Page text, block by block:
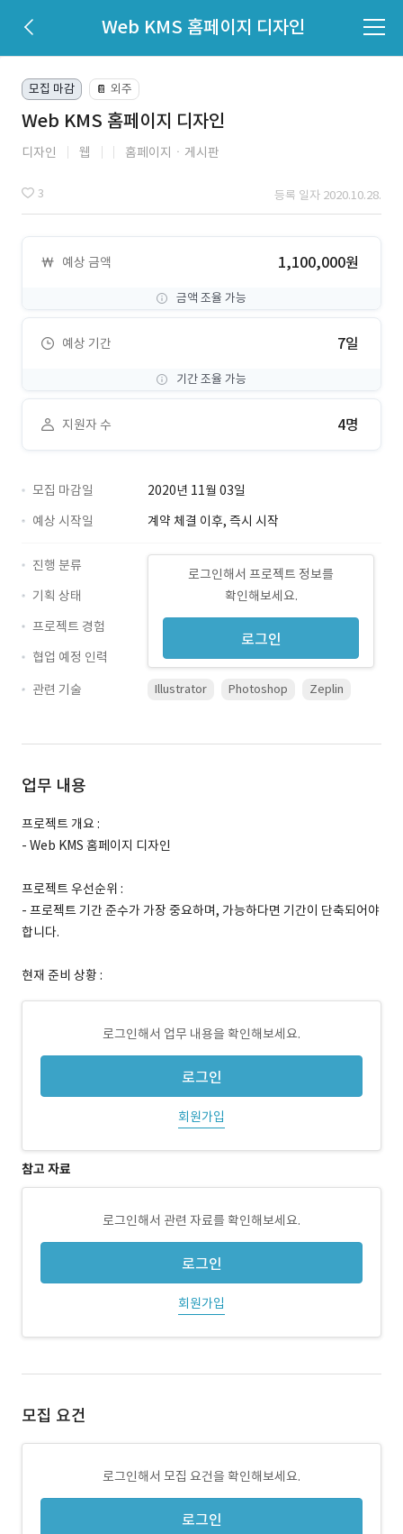
Web KMS 홈페이지 디자인
모집 마감 📔 외주
Web KMS 홈페이지 디자인
디자인 웹 홈페이지ㆍ게시판
3 등록 일자 2020.10.28.
예상 금액 1,100,000원
금액 조율 가능
예상 기간 7일
기간 조율 가능
지원자 수 4명
모집 마감일
2020년 11월 03일
예상 시작일
계약 체결 이후, 즉시 시작
로그인해서 프로젝트 정보를
확인해보세요.
로그인
진행 분류
기획 상태
프로젝트 경험
협업 예정 인력
관련 기술
Illustrator Photoshop Zeplin
업무 내용
프로젝트 개요 :
- Web KMS 홈페이지 디자인
프로젝트 우선순위 :
- 프로젝트 기간 준수가 가장 중요하며, 가능하다면 기간이 단축되어야
합니다.
현재 준비 상황 :
로그인해서 업무 내용을 확인해보세요.
로그인
회원가입
참고 자료
로그인해서 관련 자료를 확인해보세요.
로그인
회원가입
모집 요건
로그인해서 모집 요건을 확인해보세요.
로그인